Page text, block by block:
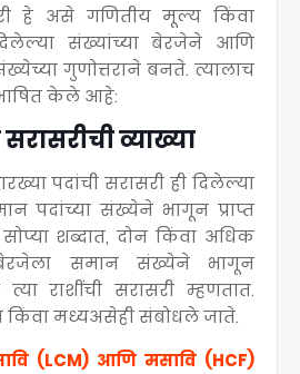
हे असे गणितीय मूल्य किंवा
संख्यांच्या बेरजेने आणि
गुणोत्तराने बनते. त्यालाच
केले आहे:
व्याख्या
पदांची सरासरी ही दिलेल्या
पदांच्या संख्येने भागून प्राप्त
शब्दात, दोन किंवा अधिक
बेरजेला समान संख्येने भागून
त्या राशींची सरासरी म्हणतात.
किंवा मध्यअसेही संबोधले जाते.
(LCM) आणि मसावि (HCF)